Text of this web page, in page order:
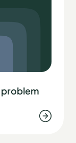
problem